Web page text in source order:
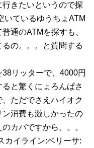
きたいというので探
いているゆうちょATM
通のATMを探すも、
の。。。と質問する
38リッターで、4000円
と驚くにょろんぱさ
ただでさえハイオク
消費も激しかったの
カバですから。。。
カイライン:ベリーサ: